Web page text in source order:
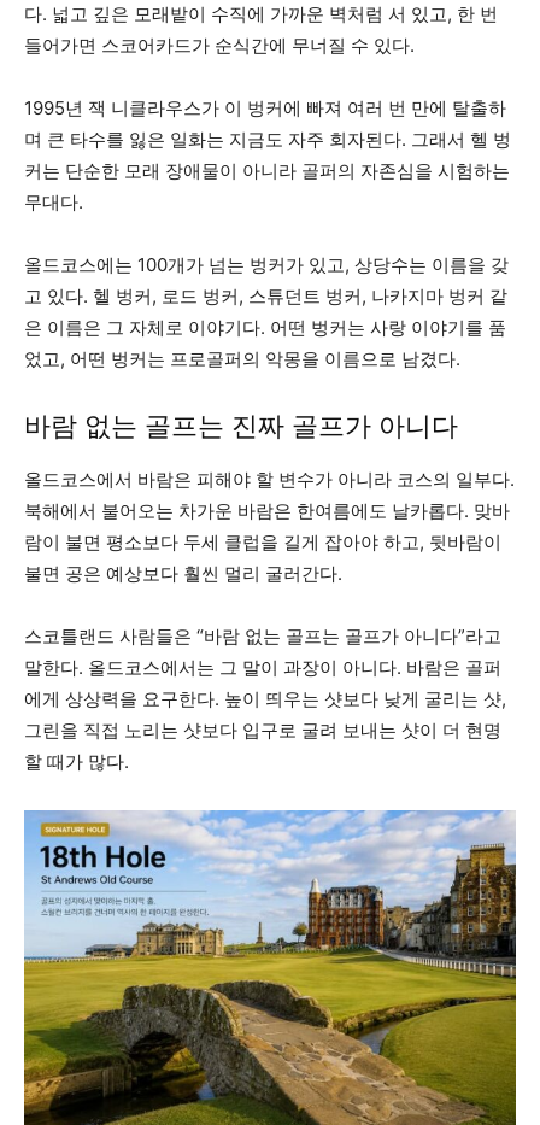
다. 넓고 깊은 모래밭이 수직에 가까운 벽처럼 서 있고, 한 번
들어가면 스코어카드가 순식간에 무너질 수 있다.
1995년 잭 니클라우스가 이 벙커에 빠져 여러 번 만에 탈출하
며 큰 타수를 잃은 일화는 지금도 자주 회자된다. 그래서 헬 벙
커는 단순한 모래 장애물이 아니라 골퍼의 자존심을 시험하는
무대다.
올드코스에는 100개가 넘는 벙커가 있고, 상당수는 이름을 갖
고 있다. 헬 벙커, 로드 벙커, 스튜던트 벙커, 나카지마 벙커 같
은 이름은 그 자체로 이야기다. 어떤 벙커는 사랑 이야기를 품
었고, 어떤 벙커는 프로골퍼의 악몽을 이름으로 남겼다.
바람 없는 골프는 진짜 골프가 아니다
올드코스에서 바람은 피해야 할 변수가 아니라 코스의 일부다.
북해에서 불어오는 차가운 바람은 한여름에도 날카롭다. 맞바
람이 불면 평소보다 두세 클럽을 길게 잡아야 하고, 뒷바람이
불면 공은 예상보다 훨씬 멀리 굴러간다.
스코틀랜드 사람들은 “바람 없는 골프는 골프가 아니다”라고
말한다. 올드코스에서는 그 말이 과장이 아니다. 바람은 골퍼
에게 상상력을 요구한다. 높이 띄우는 샷보다 낮게 굴리는 샷,
그린을 직접 노리는 샷보다 입구로 굴려 보내는 샷이 더 현명
할 때가 많다.